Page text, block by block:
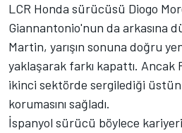
LCR Honda sürücüsü Diogo
Giannantonio'nun da arkasına
Martin, yarışın sonuna doğru
yaklaşarak farkı kapattı. Ancak
ikinci sektörde sergilediği
korumasını sağladı.
İspanyol sürücü böylece